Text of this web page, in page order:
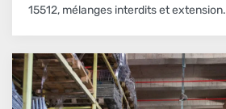
15512, mélanges interdits et extension.